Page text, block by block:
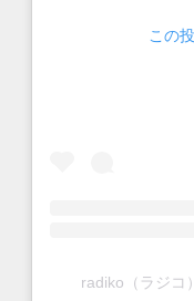
この
radiko（ラジコ